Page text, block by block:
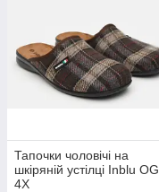
Тапочки чоловічі на
шкіряній устілці Inblu OG
4X